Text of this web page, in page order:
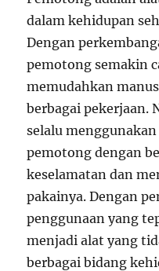
dalam kehidupan
Dengan
pemotong semakin
memudahkan
berbagai pekerjaan.
selalu
pemotong dengan
keselamatan dan
pakainya. Dengan
penggunaan yang
menjadi alat yang
berbagai bidang